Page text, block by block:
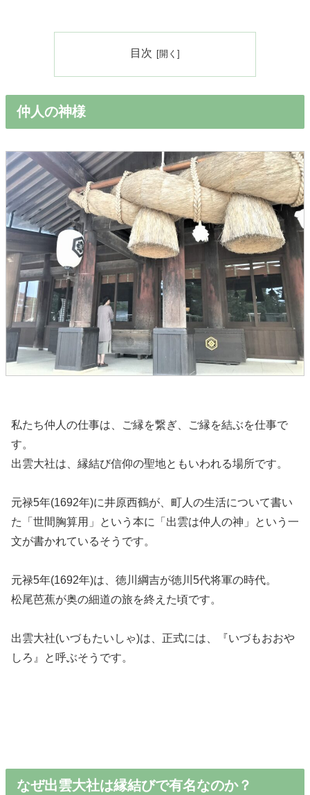
目次
仲人の神様
私たち仲人の仕事は、ご縁を繋ぎ、ご縁を結ぶを仕事で
す。
出雲大社は、縁結び信仰の聖地ともいわれる場所です。
元禄5年(1692年)に井原西鶴が、町人の生活について書い
た「世間胸算用」という本に「出雲は仲人の神」という一
文が書かれているそうです。
元禄5年(1692年)は、徳川綱吉が徳川5代将軍の時代。
松尾芭蕉が奥の細道の旅を終えた頃です。
出雲大社(いづもたいしゃ)は、正式には、『いづもおおや
しろ』と呼ぶそうです。
なぜ出雲大社は縁結びで有名なのか？